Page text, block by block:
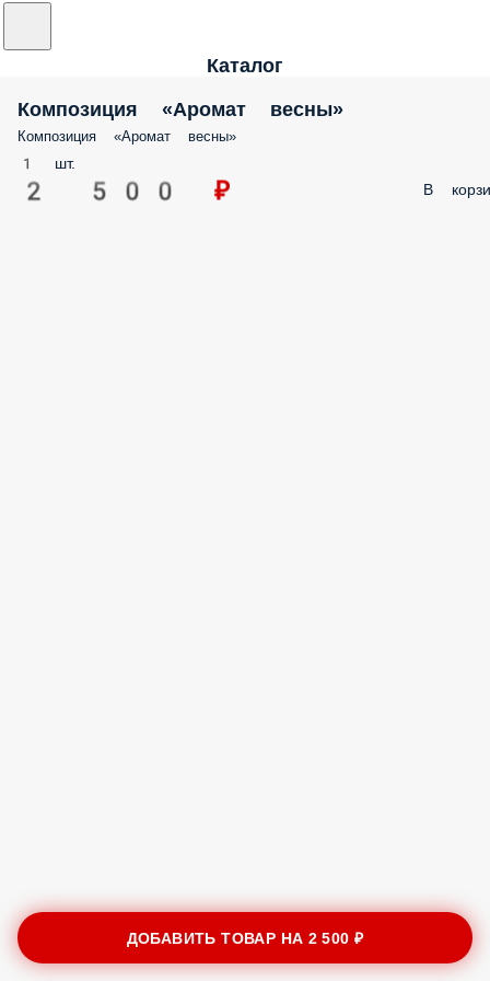
Каталог
Композиция «Аромат весны»
Композиция «Аромат весны»
1 шт.
2 500 ₽ В
ДОБАВИТЬ ТОВАР НА 2 500 ₽